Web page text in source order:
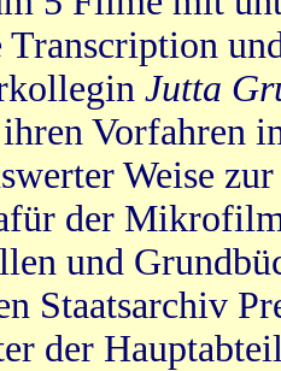
Jutta
Vorfahren
Weise
der
und
Staatsarchiv
der